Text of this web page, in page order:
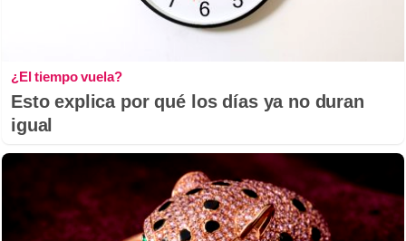
¿El tiempo vuela?
Esto explica por qué los días ya no duran
igual